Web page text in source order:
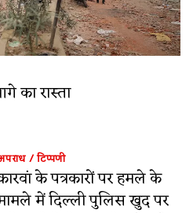
का रास्ता
/टिप्पणी
के पत्रकारों पर हमले के
में दिल्ली पुलिस खुद पर